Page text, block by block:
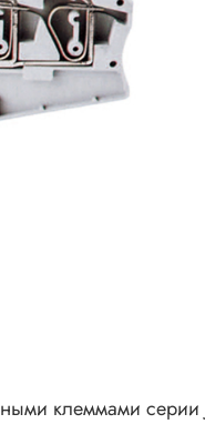
клеммами серии